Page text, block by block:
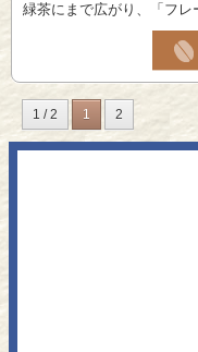
緑茶にまで広がり、「フレ
1 / 2 1 2